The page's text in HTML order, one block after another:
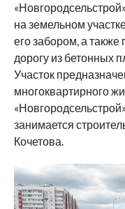
на земельном
его забором, а
дорогу из бетонных
Участок
многоквартирного
занимается
Кочетова.